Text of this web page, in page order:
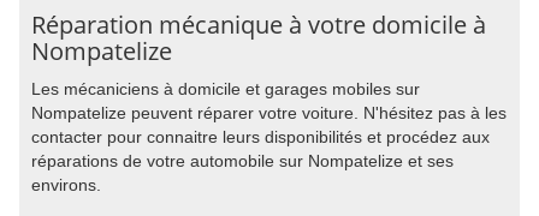
Réparation mécanique à votre domicile à
Nompatelize
Les mécaniciens à domicile et garages mobiles sur
Nompatelize peuvent réparer votre voiture. N'hésitez pas à les
contacter pour connaitre leurs disponibilités et procédez aux
réparations de votre automobile sur Nompatelize et ses
environs.